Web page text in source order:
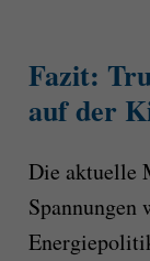
Fazit:
auf der
Die aktuelle
Spannungen